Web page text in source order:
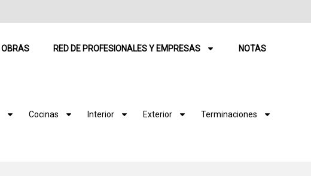
OBRAS RED DE PROFESIONALES Y EMPRESAS NOTAS
Cocinas Interior Exterior Terminaciones